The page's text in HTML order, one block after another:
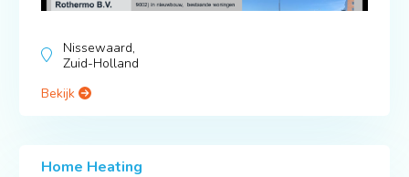
Nissewaard,
Zuid-Holland
Bekijk
Home Heating